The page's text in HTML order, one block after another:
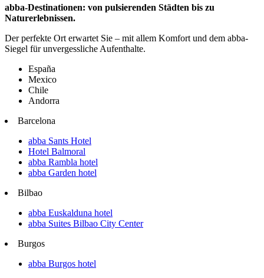
abba-Destinationen: von pulsierenden Städten bis zu
Naturerlebnissen.
Der perfekte Ort erwartet Sie – mit allem Komfort und dem abba-
Siegel für unvergessliche Aufenthalte.
España
Mexico
Chile
Andorra
Barcelona
abba Sants Hotel
Hotel Balmoral
abba Rambla hotel
abba Garden hotel
Bilbao
abba Euskalduna hotel
abba Suites Bilbao City Center
Burgos
abba Burgos hotel